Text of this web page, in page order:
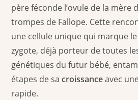
père féconde l’ovule de la mère
trompes de Fallope. Cette
une cellule unique qui marque
zygote, déjà porteur de toutes
génétiques du futur bébé,
étapes de sacroissanceavec
rapide.